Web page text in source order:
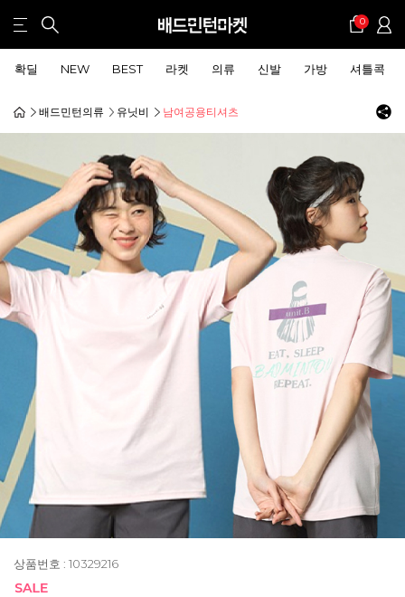
0
확딜 NEW BEST 라켓 의류 신발 가방 셔틀콕
배드민턴의류 유닛비 남여공용티셔츠
상품번호 : 10329216